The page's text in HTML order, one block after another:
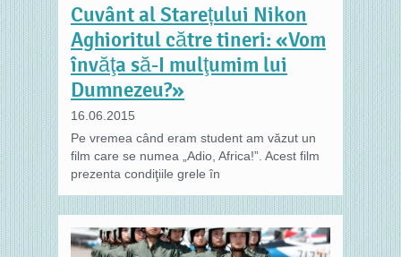
Cuvânt al Starețului Nikon
Aghioritul către tineri: «Vom
învăţa să-I mulţumim lui
Dumnezeu?»
16.06.2015
Pe vremea când eram student am văzut un
film care se numea „Adio, Africa!”. Acest film
prezenta condiţiile grele în